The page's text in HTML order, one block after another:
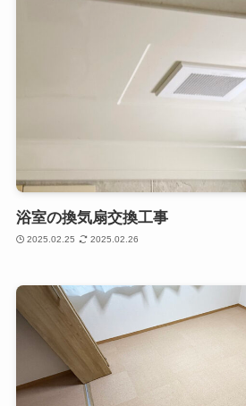
浴室の換気扇交換工事
2025.02.25 2025.02.26